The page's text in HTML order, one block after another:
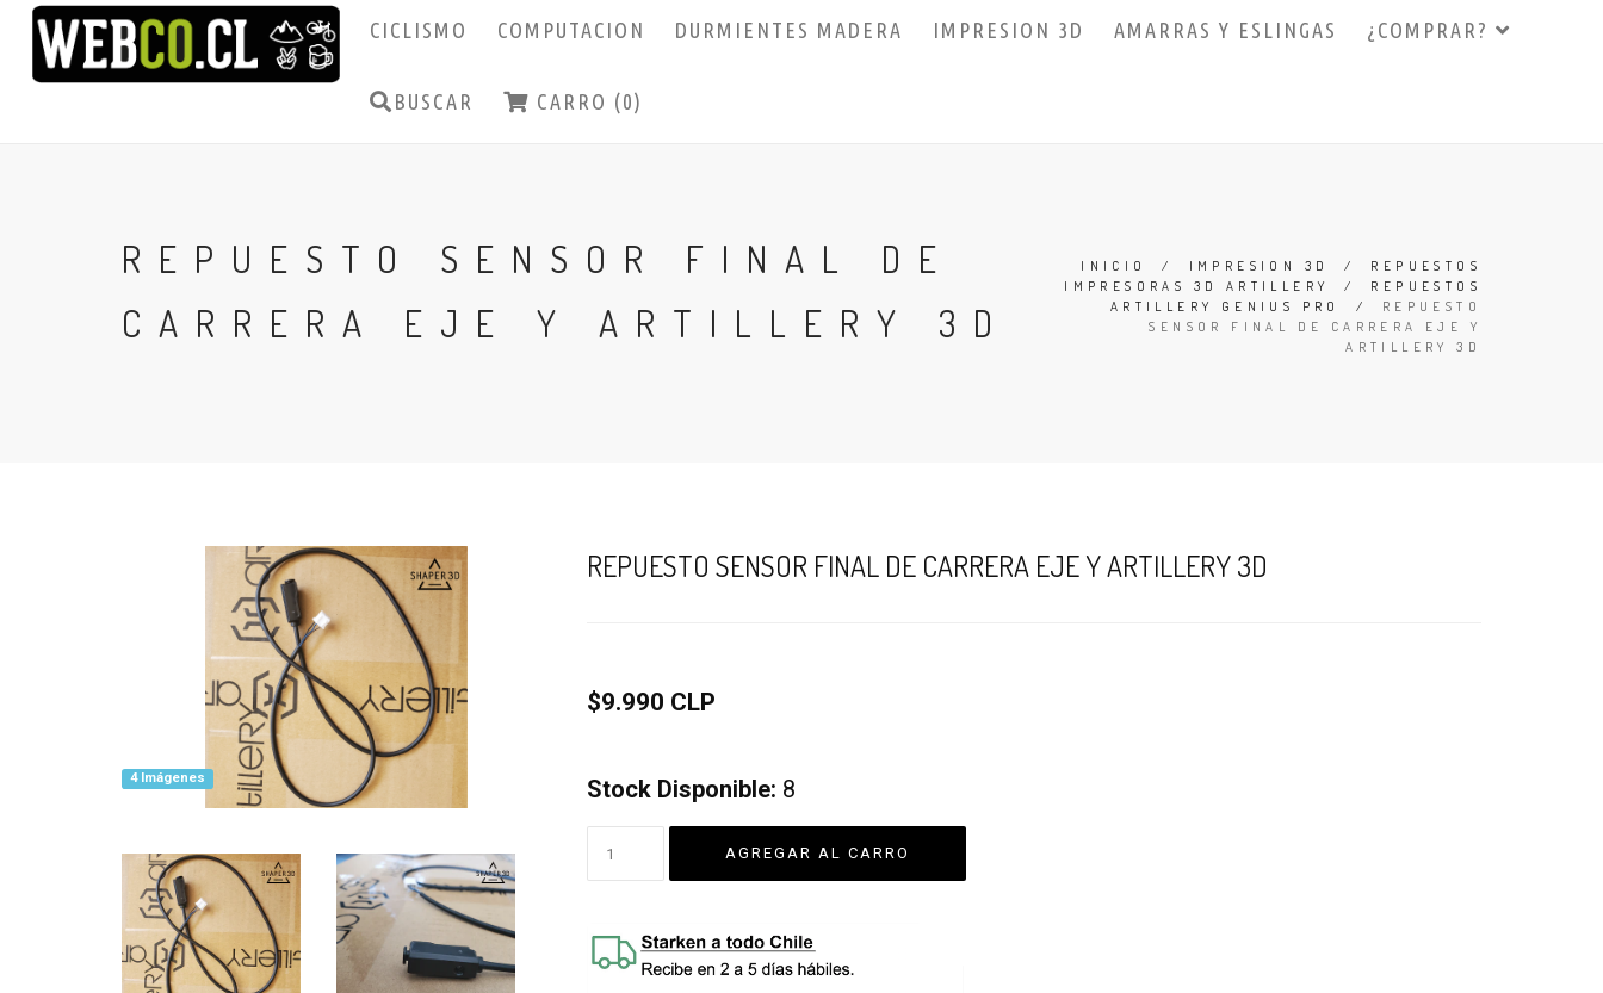
CICLISMO COMPUTACION DURMIENTES MADERA IMPRESION 3D AMARRAS Y ESLINGAS ¿COMPRAR?
BUSCAR CARRO (0)
REPUESTO SENSOR FINAL DE
CARRERA EJE Y ARTILLERY 3D
INICIO / IMPRESION 3D / REPUESTOS
IMPRESORAS 3D ARTILLERY
/ REPUESTOS
ARTILLERY GENIUS PRO
/ REPUESTO
SENSOR FINAL DE CARRERA EJE Y
ARTILLERY 3D
4 Imágenes
REPUESTO SENSOR FINAL DE CARRERA EJE Y ARTILLERY 3D
$9.990 CLP
Stock Disponible: 8